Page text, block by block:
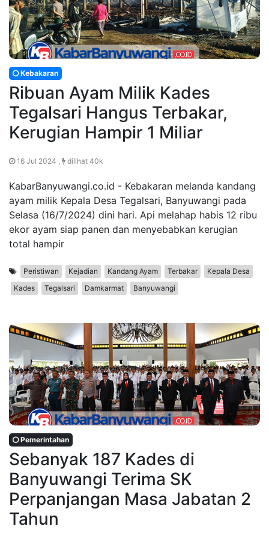
Kebakaran
Ribuan Ayam Milik Kades
Tegalsari Hangus Terbakar,
Kerugian Hampir 1 Miliar
16 Jul 2024 , dilihat 40k
KabarBanyuwangi.co.id - Kebakaran melanda kandang
ayam milik Kepala Desa Tegalsari, Banyuwangi pada
Selasa (16/7/2024) dini hari. Api melahap habis 12 ribu
ekor ayam siap panen dan menyebabkan kerugian
total hampir
Peristiwan Kejadian Kandang Ayam Terbakar
Kepala Desa
Kades
Tegalsari Damkarmat Banyuwangi
Pemerintahan
Sebanyak 187 Kades di
Banyuwangi Terima SK
Perpanjangan Masa Jabatan 2
Tahun